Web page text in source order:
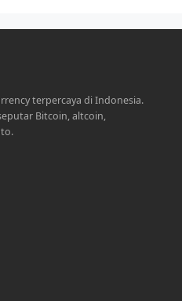
terpercaya di Indonesia.
Bitcoin, altcoin,